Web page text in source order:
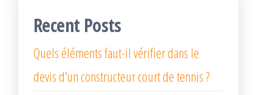
Recent Posts
Quels éléments faut-il vérifier dans le
devis d’un constructeur court de tennis ?